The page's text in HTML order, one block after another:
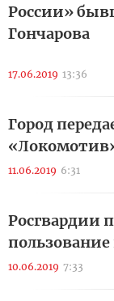
России»
Гончарова
17.06.2019 13:36
Город
11.06.2019 6:31
Росгвардии
10.06.2019 7:33